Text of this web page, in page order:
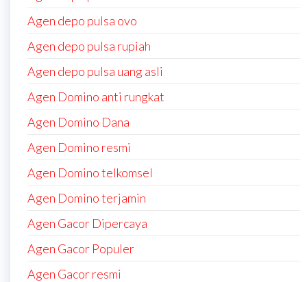
Agen depo pulsa ovo
Agen depo pulsa rupiah
Agen depo pulsa uang asli
Agen Domino anti rungkat
Agen Domino Dana
Agen Domino resmi
Agen Domino telkomsel
Agen Domino terjamin
Agen Gacor Dipercaya
Agen Gacor Populer
Agen Gacor resmi